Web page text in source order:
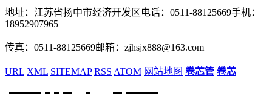
地址：江苏省扬中市经济开发区电话：0511-88125669手机：
18952907965
传真：0511-88125669邮箱：zjhsjx888@163.com
URL XML SITEMAP RSS ATOM 网站地图 卷芯管 卷芯